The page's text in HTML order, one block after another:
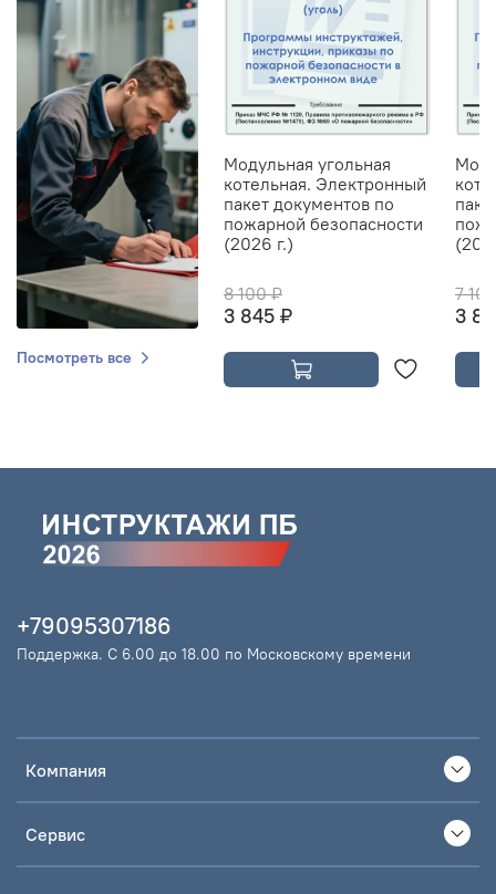
Посмотреть все
Модульная угольная
котельная. Электронный
пакет документов по
пожарной безопасности
(2026 г.)
8 100 ₽
3 845 ₽
7
3
Компания
Сервис
+79095307186
Поддержка. С 6.00 до 18.00 по Московскому времени